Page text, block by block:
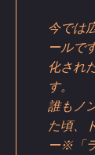
今では
ールで
化され
す。
誰もノ
た頃、
ー※「